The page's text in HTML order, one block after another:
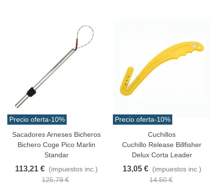
Precio oferta-10%
Sacadores Arneses Bicheros
Bichero Coge Pico Marlin
Standar
113,21 € (impuestos inc.)
125,79 €
Precio oferta-10%
Cuchillos
Cuchillo Release Billfisher
Delux Corta Leader
13,05 € (impuestos inc.)
14,50 €